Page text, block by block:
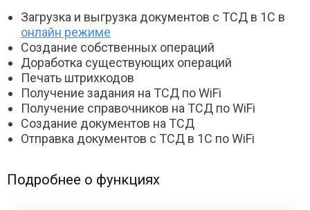
Загрузка и выгрузка документов с ТСД в 1С в
онлайн режиме
Создание собственных операций
Доработка существующих операций
Печать штрихкодов
Получение задания на ТСД по WiFi
Получение справочников на ТСД по WiFi
Создание документов на ТСД
Отправка документов с ТСД в 1С по WiFi
Подробнее о функциях